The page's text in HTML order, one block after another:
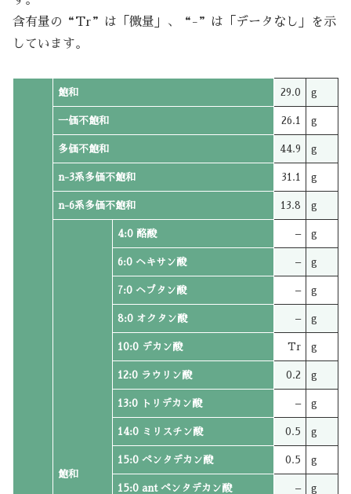
含有量の“Tr”は「微量」、“-”は「データなし」を示
しています。
飽和 29.0 g
一価不飽和 26.1 g
多価不飽和 44.9 g
n-3系多価不飽和 31.1 g
n-6系多価不飽和 13.8 g
飽和
4:0 酪酸 – g
6:0 ヘキサン酸 – g
7:0 ヘプタン酸 – g
8:0 オクタン酸 – g
10:0 デカン酸 Tr g
12:0 ラウリン酸 0.2 g
13:0 トリデカン酸 – g
14:0 ミリスチン酸 0.5 g
15:0 ペンタデカン酸 0.5 g
15:0 ant ペンタデカン酸 – g